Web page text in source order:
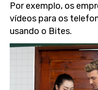
Por exemplo, os
vídeos para os
usando o Bites.